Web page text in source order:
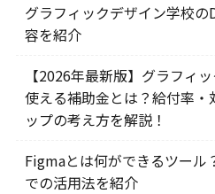
グラフィックデザイン学校
容を紹介
【2026年最新版】グラフィ
使える補助金とは？給付率
ップの考え方を解説！
Figmaとは何ができるツール
での活用法を紹介